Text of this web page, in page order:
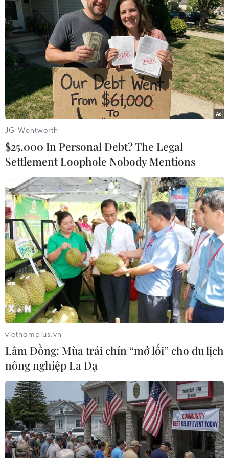
ngại tình hình chính trị Thái Lan trong bối cảnh phe đối
lập Thái Lan lên kế hoạch "chiếm đóng thủ đô" vào
ngày 13/1.
Khủng hoảng chính trị đẩy nền kinh tế
Thái Lan tụt lùi
08/01/2014 11:00
Nếu khủng hoảng chính trị Thái Lan vẫn tiếp diễn, các
nhà đầu tư sẽ phải cân nhắc những quyết định của
mình trước khi đổ tiền vào nước này.
JG Wentworth
$25,000 In Personal Debt? The Legal
Settlement Loophole Nobody Mentions
vietnamplus.vn
Lâm Đồng: Mùa trái chín “mở lối” cho du lịch
nông nghiệp La Dạ